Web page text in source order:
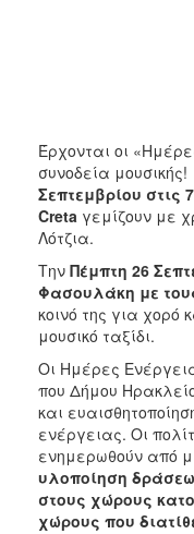
2012
2011
2010
2006
ΔΗΜΟΤΗΣ
ΕΠΙΣΚΕΠΤΗΣ
ΗΡΑΚΛΕΙΟ
Έρχονται οι
συνοδεία
Σεπτεμβρίου
Creta γεμίζουν με
Λότζια.
Την Πέμπτη 26
Φασουλάκη με
κοινό της για χορό
μουσικό ταξίδι.
Οι Ημέρες
που Δήμου
και
ενέργειας. Οι
ενημερωθούν από
υλοποίηση
στους χώρους
χώρους που